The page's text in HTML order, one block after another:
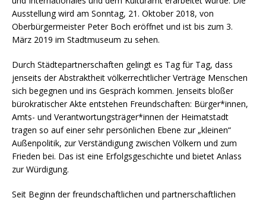
Ausstellung wird am Sonntag, 21. Oktober 2018, von
Oberbürgermeister Peter Boch eröffnet und ist bis zum 3.
März 2019 im Stadtmuseum zu sehen.
Durch Städtepartnerschaften gelingt es Tag für Tag, dass
jenseits der Abstraktheit völkerrechtlicher Verträge Menschen
sich begegnen und ins Gespräch kommen. Jenseits bloßer
bürokratischer Akte entstehen Freundschaften: Bürger*innen,
Amts- und Verantwortungsträger*innen der Heimatstadt
tragen so auf einer sehr persönlichen Ebene zur „kleinen“
Außenpolitik, zur Verständigung zwischen Völkern und zum
Frieden bei. Das ist eine Erfolgsgeschichte und bietet Anlass
zur Würdigung.
Seit Beginn der freundschaftlichen und partnerschaftlichen